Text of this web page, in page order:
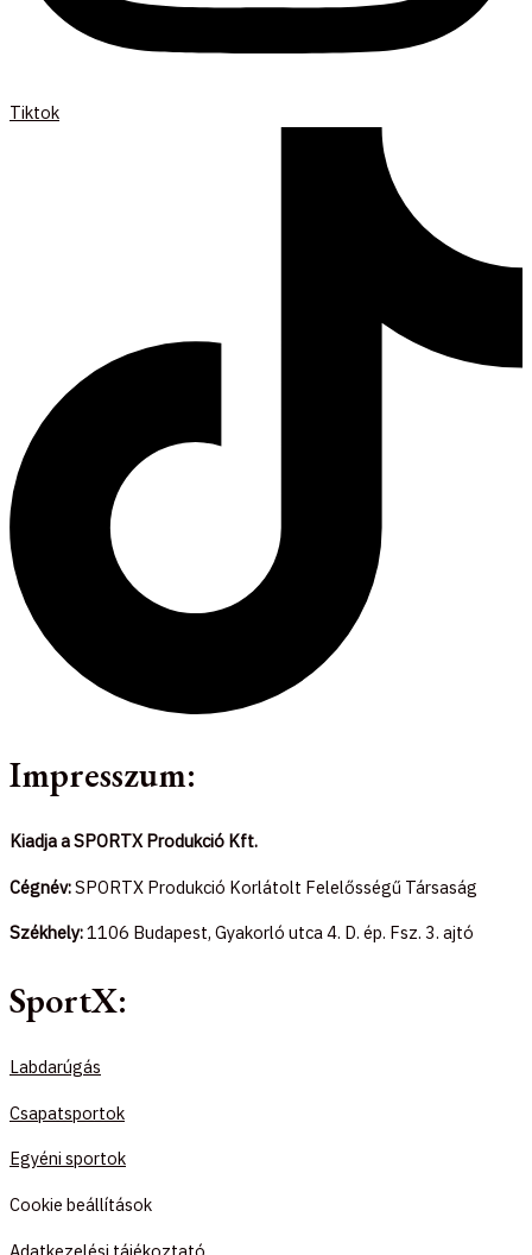
Tiktok
Impresszum:
Kiadja a SPORTX Produkció Kft.
Cégnév:SPORTX Produkció Korlátolt Felelősségű Társaság
Székhely:1106 Budapest, Gyakorló utca 4. D. ép. Fsz. 3. ajtó
SportX:
Labdarúgás
Csapatsportok
Egyéni sportok
Cookie beállítások
Adatkezelési tájékoztató